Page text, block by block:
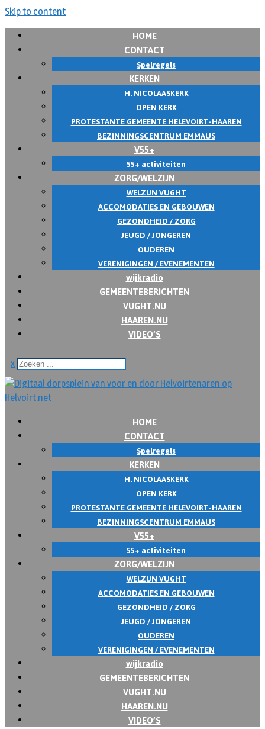
Skip to content
HOME
CONTACT
Spelregels
KERKEN
H. NICOLAASKERK
OPEN KERK
PROTESTANTE GEMEENTE HELEVOIRT-HAAREN
BEZINNINGSCENTRUM EMMAUS
V55+
55+ activiteiten
ZORG/WELZIJN
WELZIJN VUGHT
ACCOMODATIES EN GEBOUWEN
GEZONDHEID / ZORG
JEUGD / JONGEREN
OUDEREN
VERENIGINGEN / EVENEMENTEN
wijkradio
GEMEENTEBERICHTEN
VUGHT.NU
HAAREN.NU
VIDEO’S
x
HOME
CONTACT
Spelregels
KERKEN
H. NICOLAASKERK
OPEN KERK
PROTESTANTE GEMEENTE HELEVOIRT-HAAREN
BEZINNINGSCENTRUM EMMAUS
V55+
55+ activiteiten
ZORG/WELZIJN
WELZIJN VUGHT
ACCOMODATIES EN GEBOUWEN
GEZONDHEID / ZORG
JEUGD / JONGEREN
OUDEREN
VERENIGINGEN / EVENEMENTEN
wijkradio
GEMEENTEBERICHTEN
VUGHT.NU
HAAREN.NU
VIDEO’S